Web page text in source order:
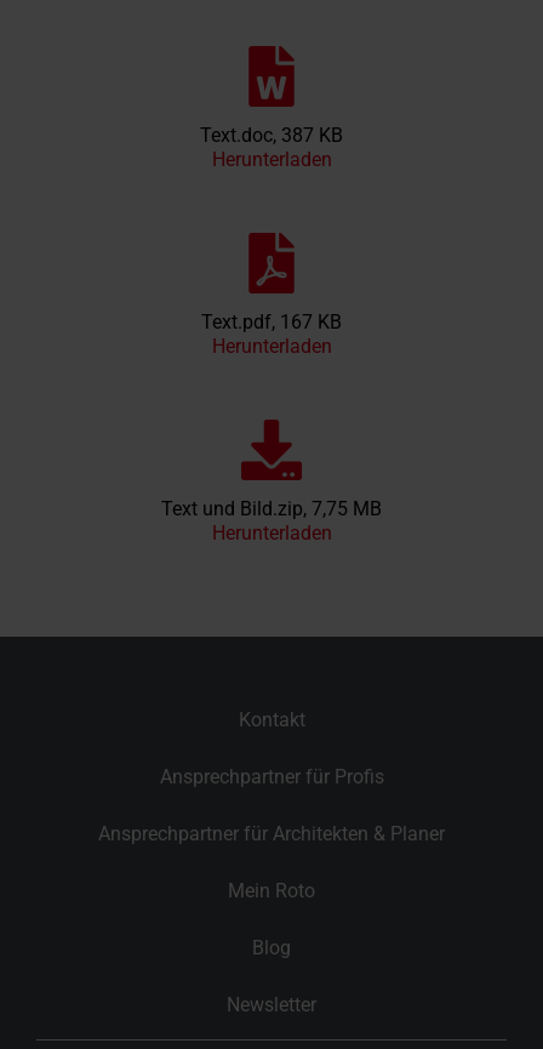
Text.doc, 387 KB
Herunterladen
Text.pdf, 167 KB
Herunterladen
Text und Bild.zip, 7,75 MB
Herunterladen
Kontakt
Ansprechpartner für Profis
Ansprechpartner für Architekten & Planer
Mein Roto
Blog
Newsletter